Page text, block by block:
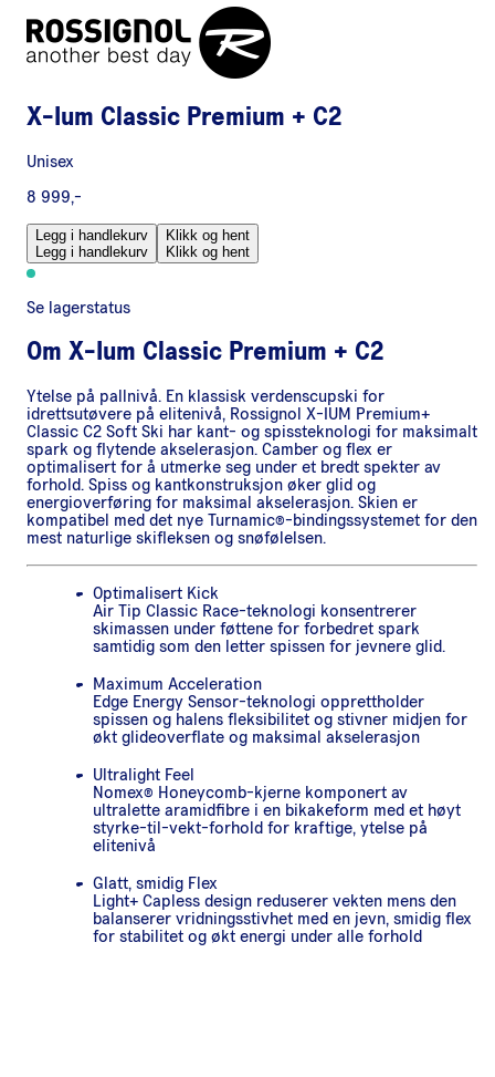
X-Ium Classic Premium + C2
Unisex
8 999,-
Legg i handlekurv
Legg i handlekurv
Klikk og hent
Klikk og hent
Se lagerstatus
Om X-Ium Classic Premium + C2
Ytelse på pallnivå. En klassisk verdenscupski for
idrettsutøvere på elitenivå, Rossignol X-IUM Premium+
Classic C2 Soft Ski har kant- og spissteknologi for maksimalt
spark og flytende akselerasjon. Camber og flex er
optimalisert for å utmerke seg under et bredt spekter av
forhold. Spiss og kantkonstruksjon øker glid og
energioverføring for maksimal akselerasjon. Skien er
kompatibel med det nye Turnamic®-bindingssystemet for den
mest naturlige skifleksen og snøfølelsen.
Optimalisert Kick
Air Tip Classic Race-teknologi konsentrerer
skimassen under føttene for forbedret spark
samtidig som den letter spissen for jevnere glid.
Maximum Acceleration
Edge Energy Sensor-teknologi opprettholder
spissen og halens fleksibilitet og stivner midjen for
økt glideoverflate og maksimal akselerasjon
Ultralight Feel
Nomex® Honeycomb-kjerne komponert av
ultralette aramidfibre i en bikakeform med et høyt
styrke-til-vekt-forhold for kraftige, ytelse på
elitenivå
Glatt, smidig Flex
Light+ Capless design reduserer vekten mens den
balanserer vridningsstivhet med en jevn, smidig flex
for stabilitet og økt energi under alle forhold